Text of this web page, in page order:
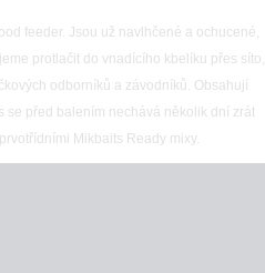
feeder. Jsou už navlhčené a ochucené,
protlačit do vnadícího kbelíku přes síto,
odborníků a závodníků. Obsahují
se před balením nechává několik dní zrát
Mikbaits Ready mixy.